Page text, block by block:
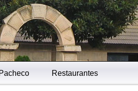
Restaurantes